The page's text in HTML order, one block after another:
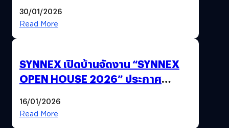
30/01/2026
Read More
SYNNEX เปิดบ้านจัดงาน “SYNNEX
OPEN HOUSE 2026” ประกาศ
ได้ 53,000 ล้านบาท
16/01/2026
Read More